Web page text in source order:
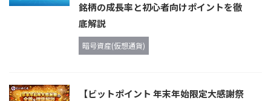
銘柄の成長率と初心者向けポイントを徹
底解説
暗号資産(仮想通貨)
【ビットポイント 年末年始限定大感謝祭